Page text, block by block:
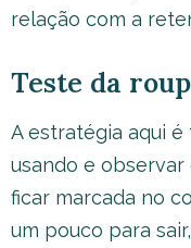
relação com a
Teste da
A estratégia aqui
usando e observar
ficar marcada no
um pouco para